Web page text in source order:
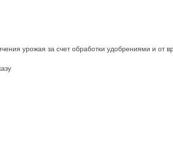
урожая за счет обработки удобрениями и от